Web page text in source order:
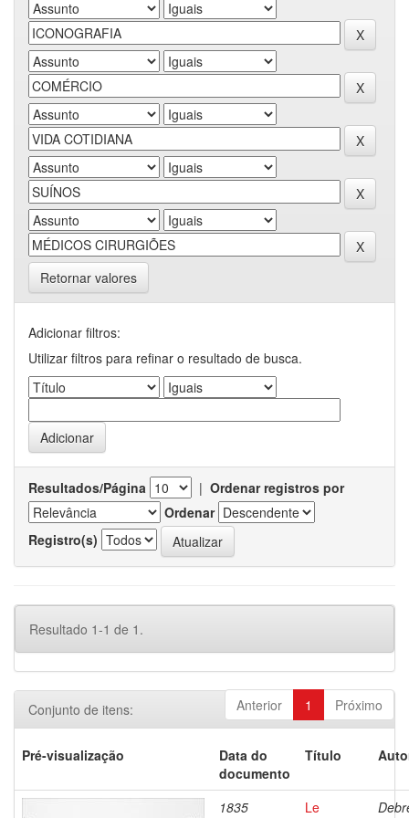
Retornar valores
Adicionar filtros:
Utilizar filtros para refinar o resultado de busca.
Resultados/Página | Ordenar registros por
Ordenar
Registro(s)
Resultado 1-1 de 1.
Anterior 1 Próximo
Conjunto de itens:
Pré-visualização
Data do
documento
Título
1835
Le